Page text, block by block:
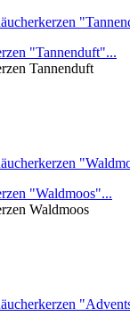
"Tannenduft"...
Tannenduft
"Waldmoos"...
Waldmoos